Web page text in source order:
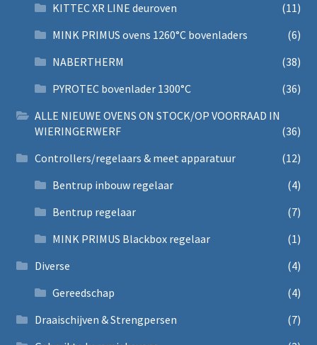
KITTEC XR LINE deuroven
(11)
MINK PRIMUS ovens 1260°C bovenladers
(6)
NABERTHERM
(38)
PYROTEC bovenlader 1300°C
(36)
ALLE NIEUWE OVENS ON STOCK/OP VOORRAAD IN
WIERINGERWERF
(36)
Controllers/regelaars & meet apparatuur
(12)
Bentrup inbouw regelaar
(4)
Bentrup regelaar
(7)
MINK PRIMUS Blackbox regelaar
(1)
Diverse
(4)
Gereedschap
(4)
Draaischijven & Strengpersen
(7)